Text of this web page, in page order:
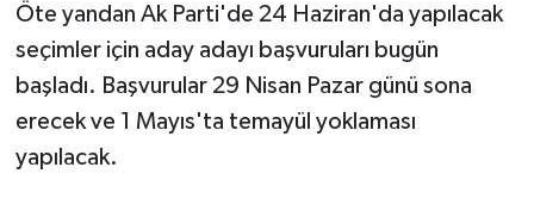
Öte yandan Ak Parti'de 24 Haziran'da yapılacak
seçimler için aday adayı başvuruları bugün
başladı. Başvurular 29 Nisan Pazar günü sona
erecek ve 1 Mayıs'ta temayül yoklaması
yapılacak.